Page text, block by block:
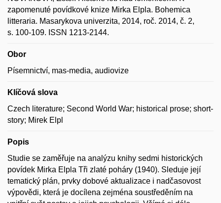
zapomenuté povídkové knize Mirka Elpla. Bohemica
litteraria. Masarykova univerzita, 2014, roč. 2014, č. 2,
s. 100-109. ISSN 1213-2144.
Obor
Písemnictví, mas-media, audiovize
Klíčová slova
Czech literature; Second World War; historical prose; short-
story; Mirek Elpl
Popis
Studie se zaměřuje na analýzu knihy sedmi historických
povídek Mirka Elpla Tři zlaté poháry (1940). Sleduje její
tematický plán, prvky dobové aktualizace i nadčasovost
výpovědi, která je docílena zejména soustředěním na